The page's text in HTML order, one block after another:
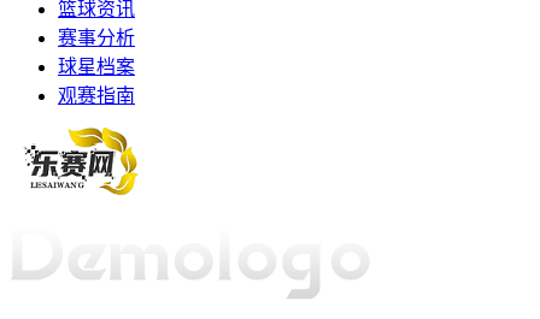
篮球资讯
赛事分析
球星档案
观赛指南